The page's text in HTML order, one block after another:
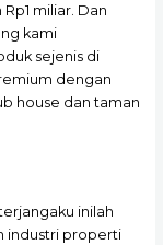
miliar. Dan
kami
sejenis di
dengan
house dan taman
inilah
industri properti